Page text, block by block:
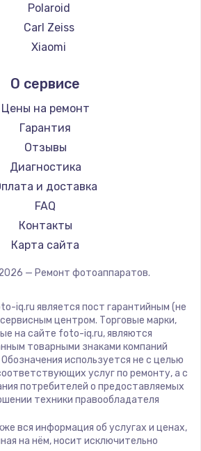
Polaroid
Carl Zeiss
Xiaomi
Kodak
Blackmagic
О сервисе
Цены на ремонт
Гарантия
Отзывы
Диагностика
и доставка
FAQ
Контакты
Карта сайта
— Ремонт фотоаппаратов.
iq.ru является пост гарантийным (не
центром. Торговые марки,
на сайте foto-iq.ru, являются
товарными знаками компаний
используется не с целью
услуг по ремонту, а с
потребителей о предоставляемых
техники правообладателя
вся информация об услугах и ценах,
на нём, носит исключительно